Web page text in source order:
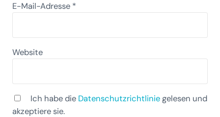
E-Mail-Adresse *
Website
Ich habe die Datenschutzrichtliniegelesen und
akzeptiere sie.